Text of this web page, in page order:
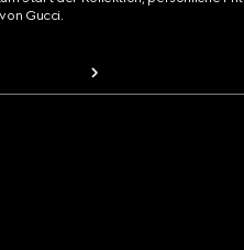
Gucci.